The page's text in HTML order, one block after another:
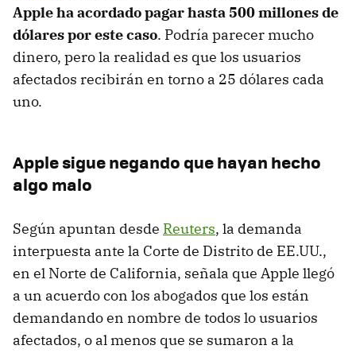
Apple ha acordado pagar hasta 500 millones de
dólares por este caso. Podría parecer mucho
dinero, pero la realidad es que los usuarios
afectados recibirán en torno a 25 dólares cada
uno.
Apple sigue negando que hayan hecho
algo malo
Según apuntan desde Reuters, la demanda
interpuesta ante la Corte de Distrito de EE.UU.,
en el Norte de California, señala que Apple llegó
a un acuerdo con los abogados que los están
demandando en nombre de todos lo usuarios
afectados, o al menos que se sumaron a la